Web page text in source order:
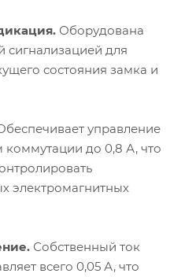
Оборудована
сигнализацией для
состояния замка и
управление
коммутации до 0,8 А, что
электромагнитных
Собственный ток
всего 0,05 А, что